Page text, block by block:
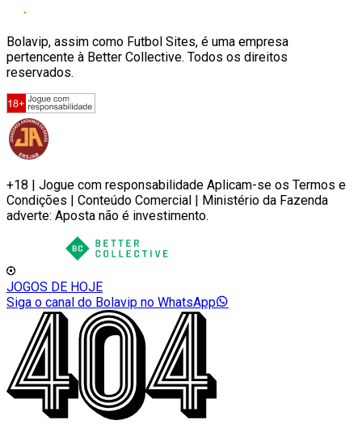
Bolavip, assim como Futbol Sites, é uma empresa
pertencente à Better Collective. Todos os direitos
reservados.
+18 | Jogue com responsabilidade Aplicam-se os Termos e
Condições | Conteúdo Comercial | Ministério da Fazenda
adverte: Aposta não é investimento.
JOGOS DE HOJE
Siga o canal do Bolavip no WhatsApp